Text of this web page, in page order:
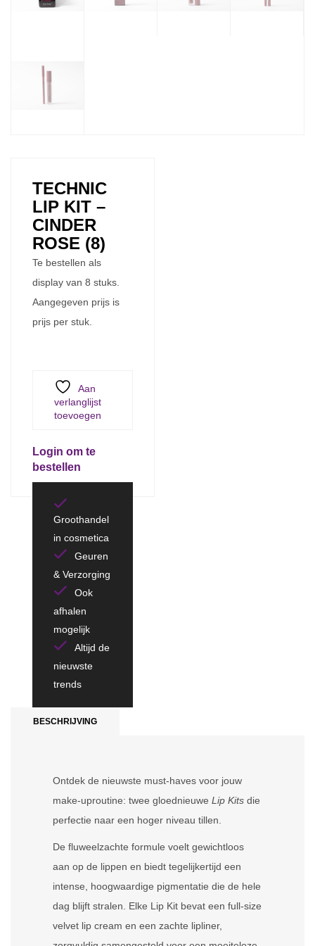
TECHNIC
LIP KIT –
CINDER
ROSE (8)
Te bestellen als
display van 8 stuks.
Aangegeven prijs is
prijs per stuk.
Aan
verlanglijst
toevoegen
Login om te
bestellen
Groothandel
in cosmetica
Geuren
& Verzorging
Ook
afhalen
mogelijk
Altijd de
nieuwste
trends
BESCHRIJVING
Ontdek de nieuwste must-haves voor jouw
make-uproutine: twee gloednieuwe Lip Kits die
perfectie naar een hoger niveau tillen.
De fluweelzachte formule voelt gewichtloos
aan op de lippen en biedt tegelijkertijd een
intense, hoogwaardige pigmentatie die de hele
dag blijft stralen. Elke Lip Kit bevat een full-size
velvet lip cream en een zachte lipliner,